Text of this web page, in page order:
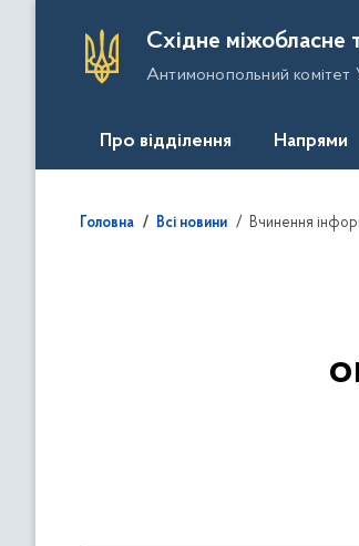
Східне міжобласне
Антимонопольний комітет
Про відділення Напрями
Головна Всі новини Вчинення